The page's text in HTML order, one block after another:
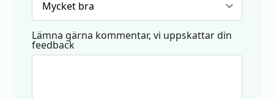
Lämna gärna kommentar, vi uppskattar din
feedback